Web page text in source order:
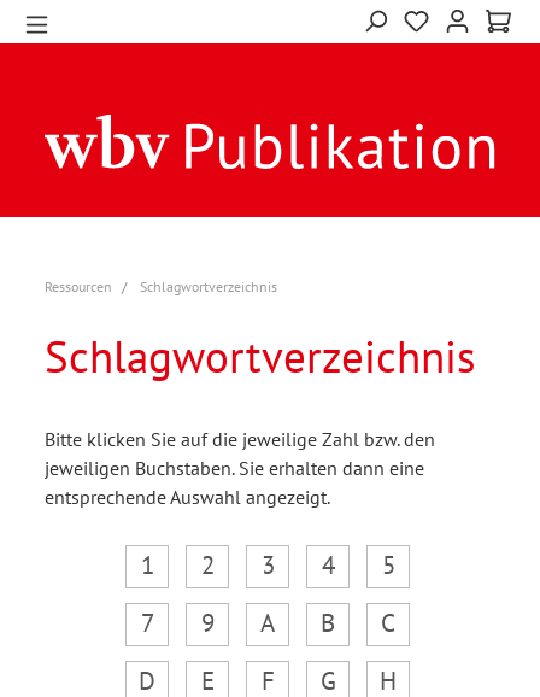
Ressourcen Schlagwortverzeichnis
Schlagwortverzeichnis
Bitte klicken Sie auf die jeweilige Zahl bzw. den
jeweiligen Buchstaben. Sie erhalten dann eine
entsprechende Auswahl angezeigt.
1 2 3 4
5
7
9 A B
C
D
E F G
H